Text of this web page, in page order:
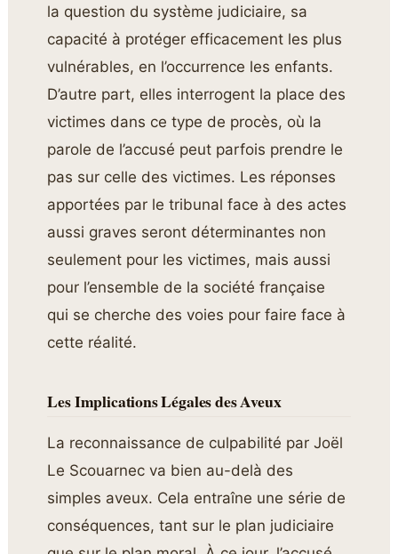
la question du système judiciaire, sa
capacité à protéger efficacement les plus
vulnérables, en l’occurrence les enfants.
D’autre part, elles interrogent la place des
victimes dans ce type de procès, où la
parole de l’accusé peut parfois prendre le
pas sur celle des victimes. Les réponses
apportées par le tribunal face à des actes
aussi graves seront déterminantes non
seulement pour les victimes, mais aussi
pour l’ensemble de la société française
qui se cherche des voies pour faire face à
cette réalité.
Les Implications Légales des Aveux
La reconnaissance de culpabilité par Joël
Le Scouarnec va bien au-delà des
simples aveux. Cela entraîne une série de
conséquences, tant sur le plan judiciaire